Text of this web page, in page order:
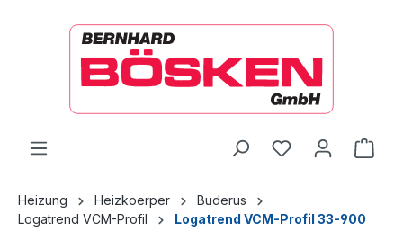
Heizung Heizkoerper
Buderus
Logatrend VCM-Profil
Logatrend VCM-Profil 33-900